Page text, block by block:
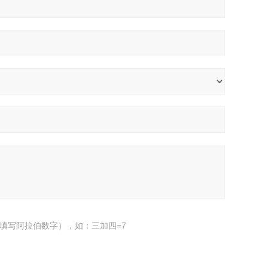
写阿拉伯数字），如：三加四=7